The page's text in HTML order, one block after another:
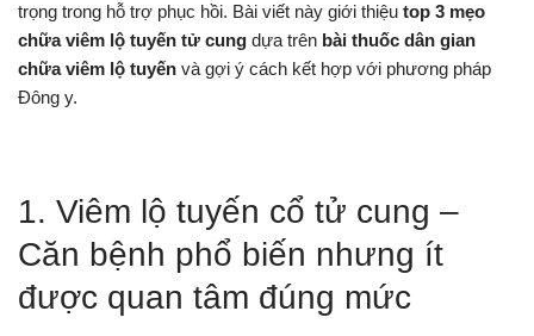
trọng trong hỗ trợ phục hồi. Bài viết này giới thiệu top 3 mẹo
chữa viêm lộ tuyến tử cung dựa trên bài thuốc dân gian
chữa viêm lộ tuyến và gợi ý cách kết hợp với phương pháp
Đông y.
1. Viêm lộ tuyến cổ tử cung –
Căn bệnh phổ biến nhưng ít
được quan tâm đúng mức